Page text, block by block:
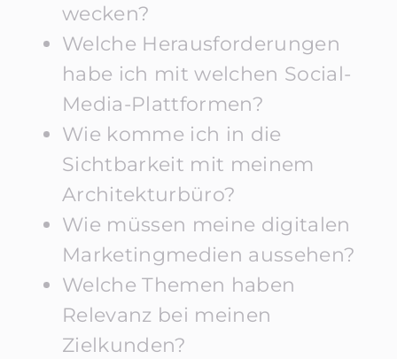
wecken?
Welche Herausforderungen
habe ich mit welchen Social-
Media-Plattformen?
Wie komme ich in die
Sichtbarkeit mit meinem
Architekturbüro?
Wie müssen meine digitalen
Marketingmedien aussehen?
Welche Themen haben
Relevanz bei meinen
Zielkunden?